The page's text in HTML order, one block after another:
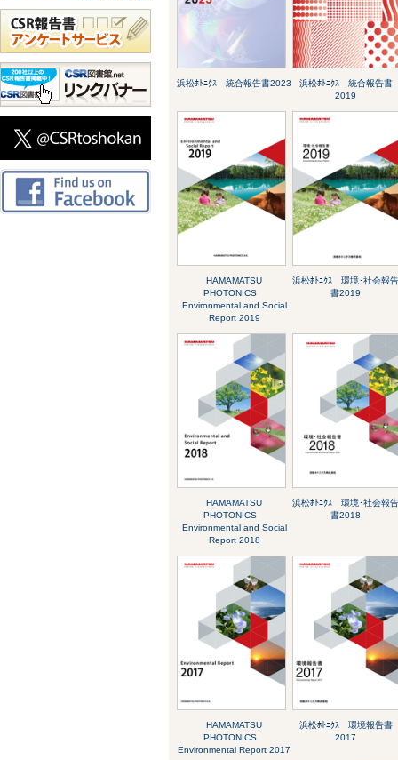
浜松ﾎﾄﾆｸｽ 統合報告書2023
浜松ﾎﾄﾆｸｽ 統合報告書
2019
HAMAMATSU
PHOTONICS
Environmental and Social
Report 2019
浜松ﾎﾄﾆｸｽ 環境･社会報
書2019
HAMAMATSU
PHOTONICS
Environmental and Social
Report 2018
浜松ﾎﾄﾆｸｽ 環境･社会報
書2018
HAMAMATSU
PHOTONICS
Environmental Report 2017
浜松ﾎﾄﾆｸｽ 環境報告書
2017